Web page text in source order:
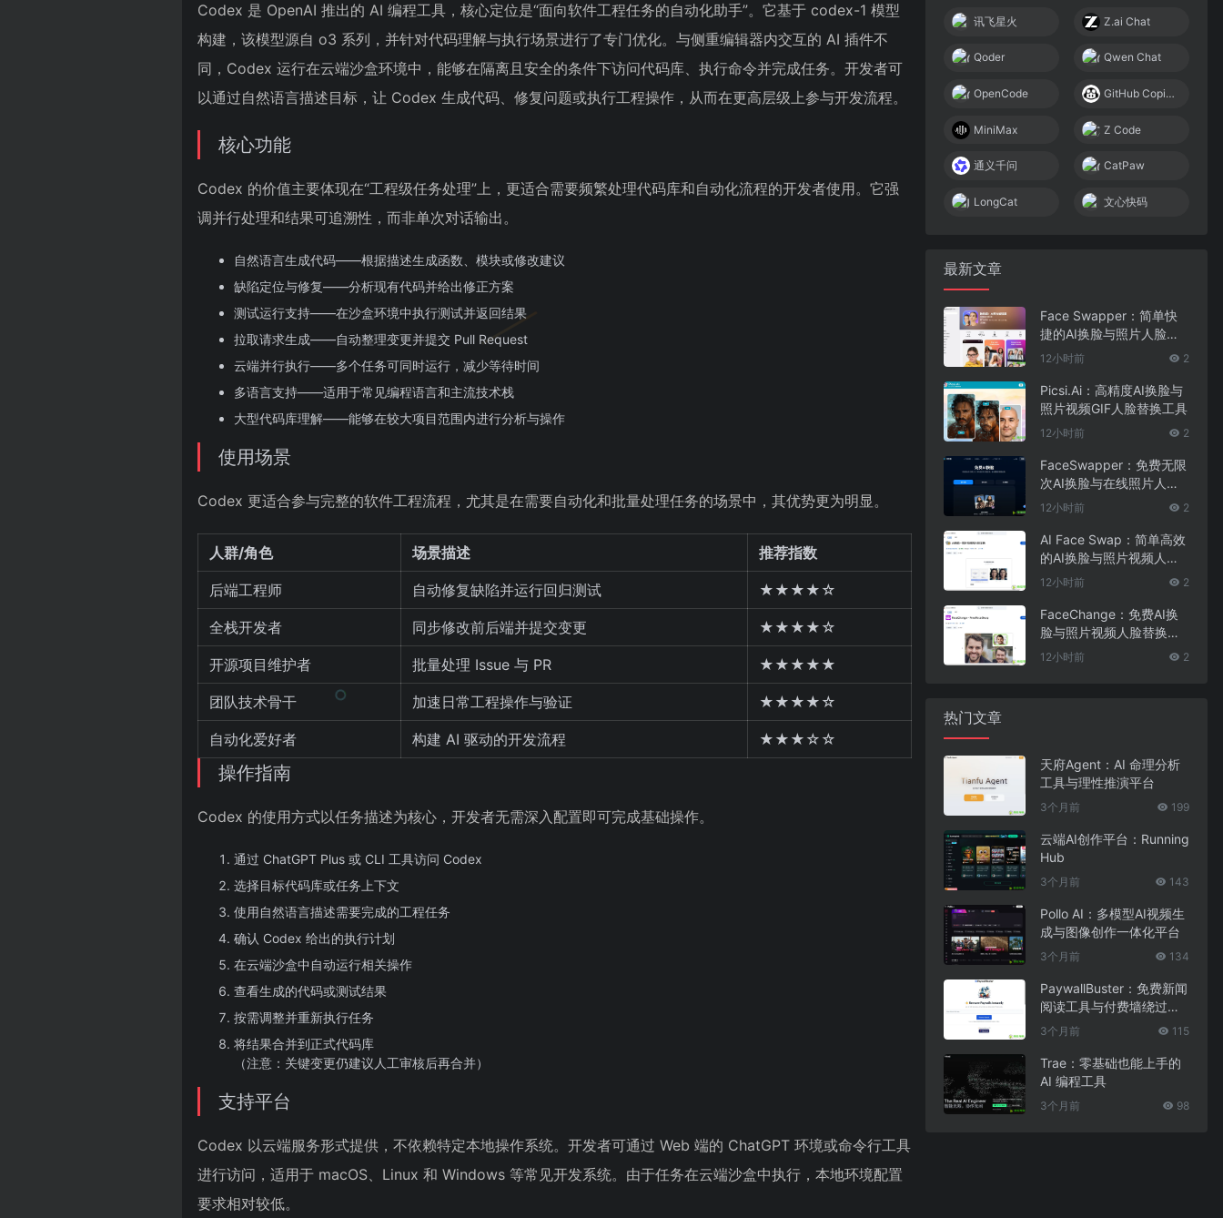
Codex 是 OpenAI 推出的 AI 编程工具，核心定位是“面向软件工程任务的自动化助手”。它基于 codex-1 模型
构建，该模型源自 o3 系列，并针对代码理解与执行场景进行了专门优化。与侧重编辑器内交互的 AI 插件不
同，Codex 运行在云端沙盒环境中，能够在隔离且安全的条件下访问代码库、执行命令并完成任务。开发者可
以通过自然语言描述目标，让 Codex 生成代码、修复问题或执行工程操作，从而在更高层级上参与开发流程。
核心功能
Codex 的价值主要体现在“工程级任务处理”上，更适合需要频繁处理代码库和自动化流程的开发者使用。它强
调并行处理和结果可追溯性，而非单次对话输出。
自然语言生成代码——根据描述生成函数、模块或修改建议
缺陷定位与修复——分析现有代码并给出修正方案
测试运行支持——在沙盒环境中执行测试并返回结果
拉取请求生成——自动整理变更并提交 Pull Request
云端并行执行——多个任务可同时运行，减少等待时间
多语言支持——适用于常见编程语言和主流技术栈
大型代码库理解——能够在较大项目范围内进行分析与操作
使用场景
Codex 更适合参与完整的软件工程流程，尤其是在需要自动化和批量处理任务的场景中，其优势更为明显。
人群/角色 场景描述 推荐指数
后端工程师 自动修复缺陷并运行回归测试 ★★★★☆
全栈开发者 同步修改前后端并提交变更 ★★★★☆
开源项目维护者 批量处理 Issue 与 PR ★★★★★
团队技术骨干 加速日常工程操作与验证 ★★★★☆
自动化爱好者 构建 AI 驱动的开发流程 ★★★☆☆
操作指南
Codex 的使用方式以任务描述为核心，开发者无需深入配置即可完成基础操作。
通过 ChatGPT Plus 或 CLI 工具访问 Codex
选择目标代码库或任务上下文
使用自然语言描述需要完成的工程任务
确认 Codex 给出的执行计划
在云端沙盒中自动运行相关操作
查看生成的代码或测试结果
按需调整并重新执行任务
将结果合并到正式代码库
（注意：关键变更仍建议人工审核后再合并）
支持平台
Codex 以云端服务形式提供，不依赖特定本地操作系统。开发者可通过 Web 端的 ChatGPT 环境或命令行工具
进行访问，适用于 macOS、Linux 和 Windows 等常见开发系统。由于任务在云端沙盒中执行，本地环境配置
要求相对较低。
讯飞星火 Z.ai Chat
Qoder Qwen Chat
OpenCode GitHub Copilot
MiniMax Z Code
通义千问 CatPaw
LongCat 文心快码
最新文章
Face Swapper：简单快
捷的AI换脸与照片人脸编
辑应用
12小时前 2
Picsi.Ai：高精度AI换脸与
照片视频GIF人脸替换工具
12小时前 2
FaceSwapper：免费无限
次AI换脸与在线照片人脸
替换工具
12小时前 2
AI Face Swap：简单高效
的AI换脸与照片视频人脸
替换工具
12小时前 2
FaceChange：免费AI换
脸与照片视频人脸替换工
具
12小时前 2
热门文章
天府Agent：AI 命理分析
工具与理性推演平台
3个月前 199
云端AI创作平台：Running
Hub
3个月前 143
Pollo AI：多模型AI视频生
成与图像创作一体化平台
3个月前 134
PaywallBuster：免费新闻
阅读工具与付费墙绕过助
手
3个月前 115
Trae：零基础也能上手的
AI 编程工具
3个月前 98